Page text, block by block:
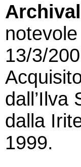
13/3/
dall’Ilva
dalla
1999.